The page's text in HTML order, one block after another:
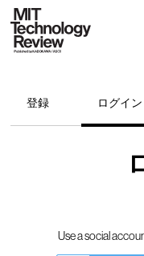
登録 ログイン
Use a social